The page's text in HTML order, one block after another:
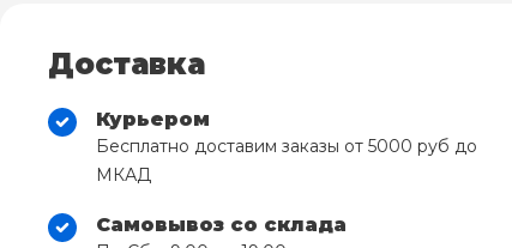
Доставка
Курьером
Бесплатно доставим заказы от 5000 руб до
МКАД
Самовывоз со склада